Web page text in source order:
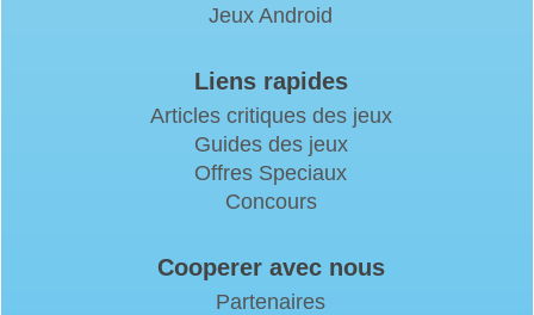
Jeux Android
Liens rapides
Articles critiques des jeux
Guides des jeux
Offres Speciaux
Concours
Cooperer avec nous
Partenaires